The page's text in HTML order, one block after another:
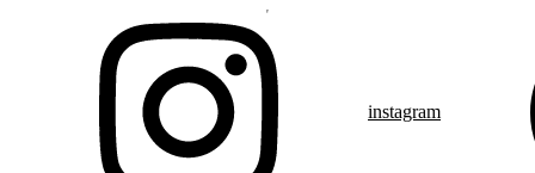
instagram